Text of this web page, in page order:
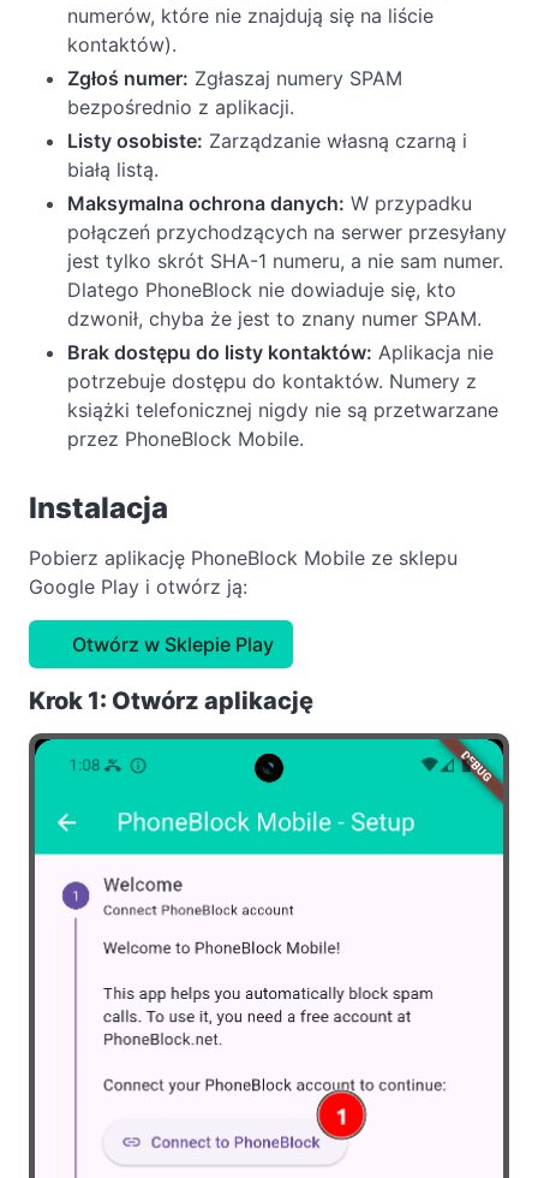
numerów, które nie znajdują się na liście
kontaktów).
Zgłoś numer: Zgłaszaj numery SPAM
bezpośrednio z aplikacji.
Listy osobiste: Zarządzanie własną czarną i
białą listą.
Maksymalna ochrona danych: W przypadku
połączeń przychodzących na serwer przesyłany
jest tylko skrót SHA-1 numeru, a nie sam numer.
Dlatego PhoneBlock nie dowiaduje się, kto
dzwonił, chyba że jest to znany numer SPAM.
Brak dostępu do listy kontaktów: Aplikacja nie
potrzebuje dostępu do kontaktów. Numery z
książki telefonicznej nigdy nie są przetwarzane
przez PhoneBlock Mobile.
Instalacja
Pobierz aplikację PhoneBlock Mobile ze sklepu
Google Play i otwórz ją:
Otwórz w Sklepie Play
Krok 1: Otwórz aplikację